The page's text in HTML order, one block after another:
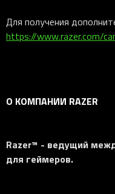
Для получения
https://www.razer.com/
О КОМПАНИИ RAZER
Razer™ - ведущий
для геймеров.